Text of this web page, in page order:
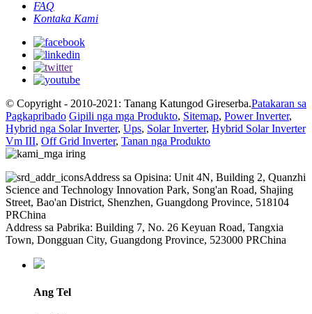
FAQ
Kontaka Kami
© Copyright - 2010-2021: Tanang Katungod Gireserba.Patakaran sa
Pagkapribado Gipili nga mga Produkto, Sitemap, Power Inverter,
Hybrid nga Solar Inverter, Ups, Solar Inverter, Hybrid Solar Inverter
Vm III, Off Grid Inverter, Tanan nga Produkto
Address sa Opisina: Unit 4N, Building 2, Quanzhi
Science and Technology Innovation Park, Song'an Road, Shajing
Street, Bao'an District, Shenzhen, Guangdong Province, 518104
PRChina
Address sa Pabrika: Building 7, No. 26 Keyuan Road, Tangxia
Town, Dongguan City, Guangdong Province, 523000 PRChina
Ang Tel